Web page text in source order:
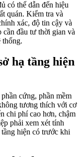
có thể dẫn đến hiệu
quán. Kiểm tra và
xác, độ tin cậy và
cần đầu tư thời gian và
thống.
hạ tầng hiện
cứng, phần mềm
tương thích với cơ
chi phí cao hơn, chậm
phải xem xét tính
hiện có trước khi